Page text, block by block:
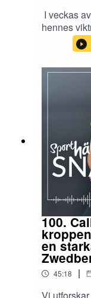
I veckas
hennes
första
100.
en
45:18 |
Vi